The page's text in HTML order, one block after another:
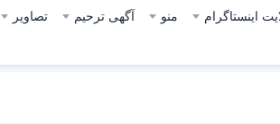
اینستاگرام منو آگهی ترحیم تصاویر